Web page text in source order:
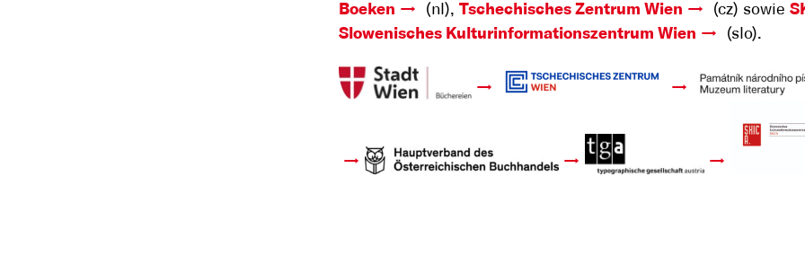
Boeken
(nl), Tschechisches Zentrum Wien (cz) sowie
Slowenisches Kulturinformationszentrum Wien
(slo).